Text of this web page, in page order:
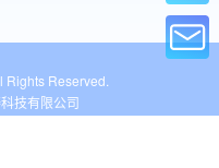
Rights Reserved.
技有限公司